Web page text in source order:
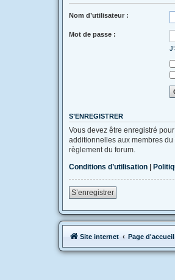
Nom d’utilisateur :
Mot de passe :
S’ENREGISTRER
Vous devez être enregistré
additionnelles aux membres du
règlement du forum.
Conditions d’utilisation
S’enregistrer
Site internet Page